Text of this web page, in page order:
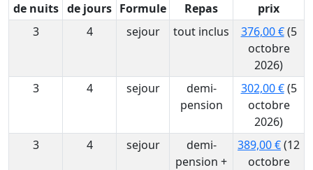
de nuits de jours Formule Repas
prix
3
4 sejour tout inclus 376,00 €(5
octobre
2026)
3
4 sejour
demi-
pension
302,00 €(5
octobre
2026)
3
4 sejour
demi-
pension +
389,00 €(12
octobre